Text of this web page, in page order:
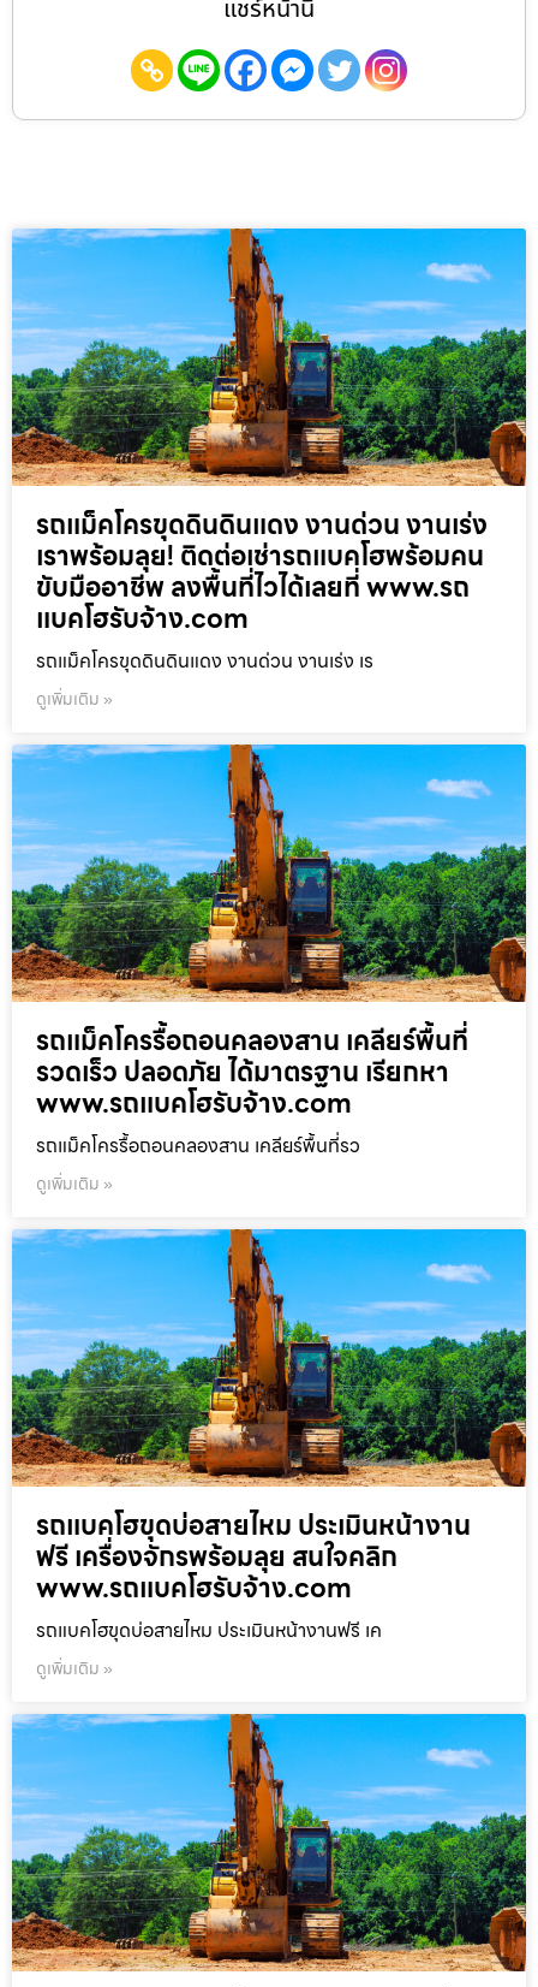
แชร์หน้านี้
รถแม็คโครขุดดินดินแดง งานด่วน งานเร่ง
เราพร้อมลุย! ติดต่อเช่ารถแบคโฮพร้อมคน
ขับมืออาชีพ ลงพื้นที่ไวได้เลยที่ www.รถ
แบคโฮรับจ้าง.com
รถแม็คโครขุดดินดินแดง งานด่วน งานเร่ง เร
ดูเพิ่มเติม »
รถแม็คโครรื้อถอนคลองสาน เคลียร์พื้นที่
รวดเร็ว ปลอดภัย ได้มาตรฐาน เรียกหา
www.รถแบคโฮรับจ้าง.com
รถแม็คโครรื้อถอนคลองสาน เคลียร์พื้นที่รว
ดูเพิ่มเติม »
รถแบคโฮขุดบ่อสายไหม ประเมินหน้างาน
ฟรี เครื่องจักรพร้อมลุย สนใจคลิก
www.รถแบคโฮรับจ้าง.com
รถแบคโฮขุดบ่อสายไหม ประเมินหน้างานฟรี เค
ดูเพิ่มเติม »